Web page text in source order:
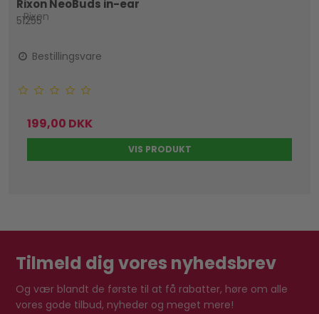
Rixon NeoBuds in-ear
Rixon
51255
Bestillingsvare
199,00 DKK
VIS PRODUKT
Tilmeld dig vores nyhedsbrev
Og vær blandt de første til at få rabatter, høre om alle
vores gode tilbud, nyheder og meget mere!